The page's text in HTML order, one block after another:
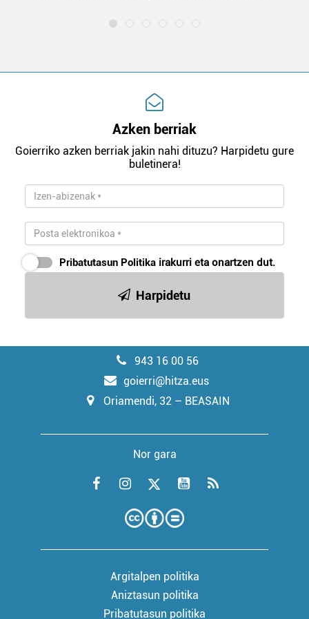
Azken berriak
Goierriko azken berriak jakin nahi dituzu? Harpidetu gure
buletinera!
Pribatutasun Politika irakurri eta onartzen dut.
Harpidetu
943 16 00 56
goierri@hitza.eus
Oriamendi, 32 – BEASAIN
Nor gara
Argitalpen politika
Aniztasun politika
Pribatutasun politika